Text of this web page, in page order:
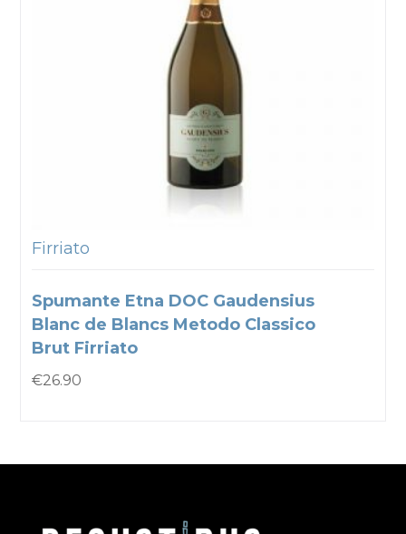
Firriato
Spumante Etna DOC Gaudensius
Blanc de Blancs Metodo Classico
Brut Firriato
€26.90